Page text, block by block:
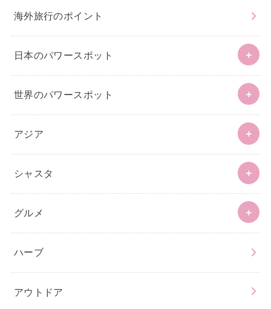
海外旅行のポイント
日本のパワースポット
世界のパワースポット
アジア
シャスタ
グルメ
ハーブ
アウトドア